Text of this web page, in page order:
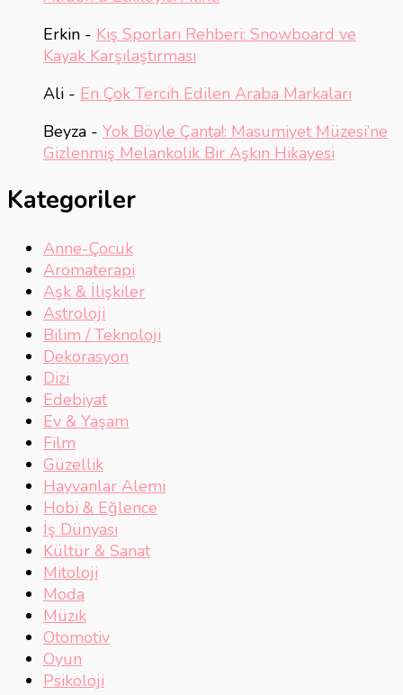
Erkin - Kış Sporları Rehberi: Snowboard ve
Kayak Karşılaştırması
Ali - En Çok Tercih Edilen Araba Markaları
Beyza - Yok Böyle Çanta!: Masumiyet Müzesi’ne
Gizlenmiş Melankolik Bir Aşkın Hikayesi
Kategoriler
Anne-Çocuk
Aromaterapi
Aşk & İlişkiler
Astroloji
Bilim / Teknoloji
Dekorasyon
Dizi
Edebiyat
Ev & Yaşam
Film
Güzellik
Hayvanlar Alemi
Hobi & Eğlence
İş Dünyası
Kültür & Sanat
Mitoloji
Moda
Müzik
Otomotiv
Oyun
Psikoloji